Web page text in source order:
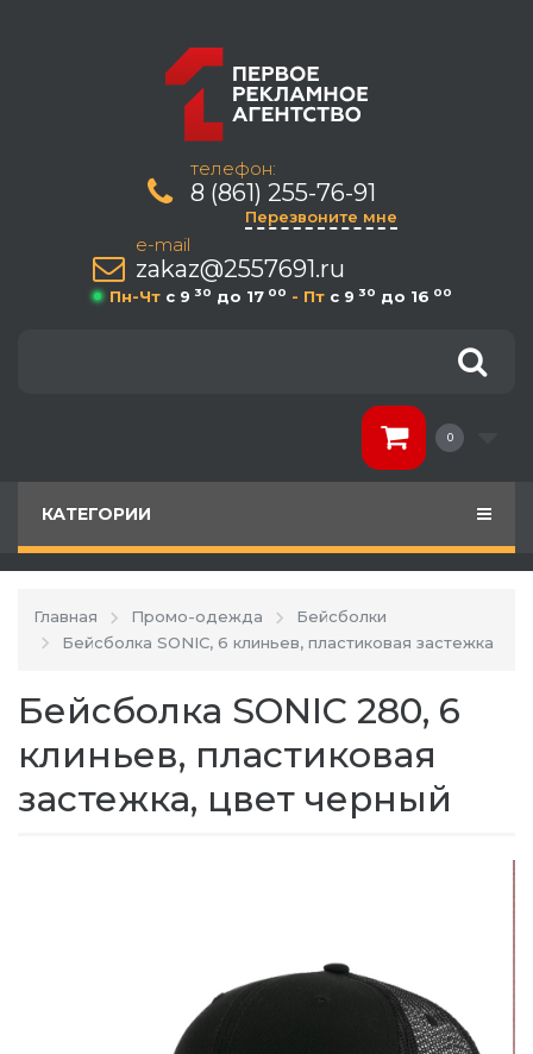
телефон:
8 (861) 255-76-91
Перезвоните мне
e-mail
zakaz@2557691.ru
Пн-Чт c 9 30 до 17 00 - Пт c 9 30 до 16 00
0
КАТЕГОРИИ
Главная Промо-одежда
Бейсболки
Бейсболка SONIC, 6 клиньев, пластиковая застежка
Бейсболка SONIC 280, 6
клиньев, пластиковая
застежка, цвет черный